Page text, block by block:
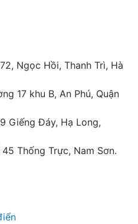
Ngọc Hồi, Thanh Trì, Hà
17 khu B, An Phú, Quận
Giếng Đáy, Hạ Long,
Thống Trực, Nam Sơn.